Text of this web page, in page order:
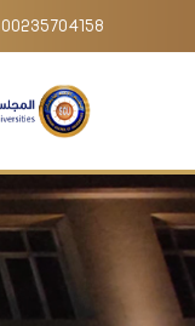
00235704158